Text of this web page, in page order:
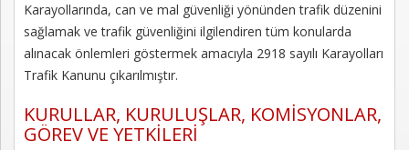
Karayollarında, can ve mal güvenliği yönünden trafik düzenini
sağlamak ve trafik güvenliğini ilgilendiren tüm konularda
alınacak önlemleri göstermek amacıyla 2918 sayılı Karayolları
Trafik Kanunu çıkarılmıştır.
KURULLAR, KURULUŞLAR, KOMİSYONLAR,
GÖREV VE YETKİLERİ
Sınav
Soruları
Online